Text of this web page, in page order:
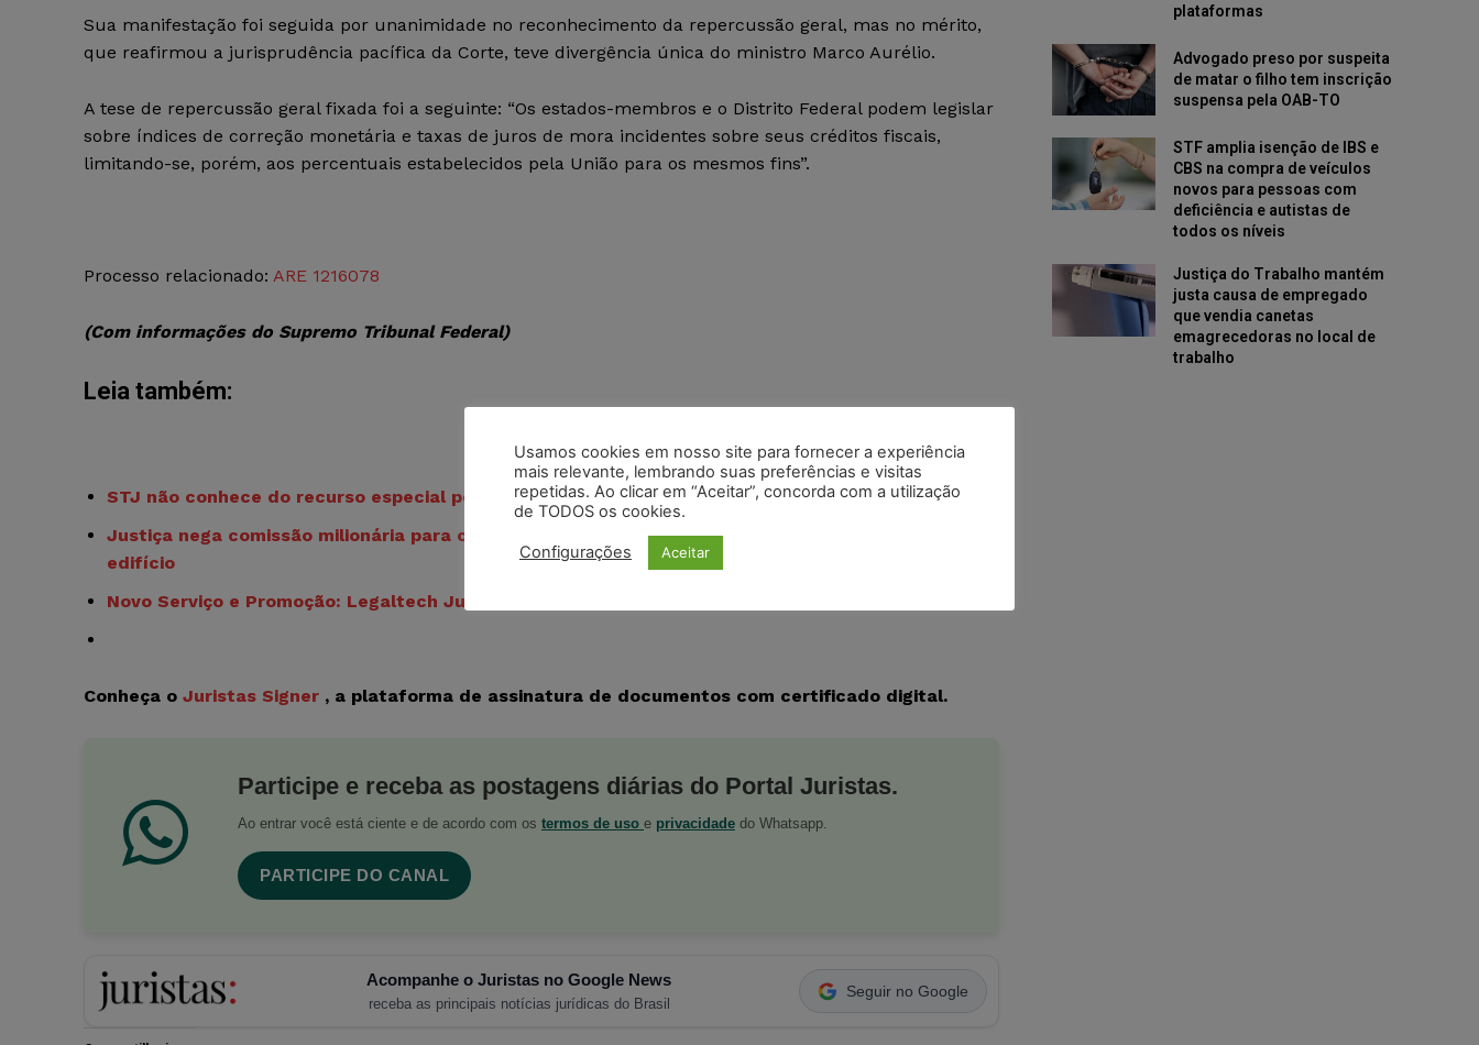
Sua manifestação foi seguida por unanimidade no reconhecimento da repercussão geral, mas no mérito,
que reafirmou a jurisprudência pacífica da Corte, teve divergência única do ministro Marco Aurélio.
A tese de repercussão geral fixada foi a seguinte: “Os estados-membros e o Distrito Federal podem legislar
sobre índices de correção monetária e taxas de juros de mora incidentes sobre seus créditos fiscais,
limitando-se, porém, aos percentuais estabelecidos pela União para os mesmos fins”.
Processo relacionado: ARE 1216078
(Com informações do Supremo Tribunal Federal)
Leia também:
STJ não conhece do recurso especial por ausência de prequestionamento
Justiça nega comissão milionária para corretor de imóveis que não perfectibilizou venda de
edifício
Novo Serviço e Promoção: Legaltech Juristas oferece Assinador Digital Grátis
Conheça o Juristas Signer , a plataforma de assinatura de documentos com certificado digital.
Participe e receba as postagens diárias do Portal Juristas.
Ao entrar você está ciente e de acordo com os termos de uso e privacidade do Whatsapp.
PARTICIPE DO CANAL
Acompanhe o Juristas no Google News
receba as principais notícias jurídicas do Brasil
Seguir no Google
plataformas
Advogado preso por suspeita
de matar o filho tem inscrição
suspensa pela OAB-TO
STF amplia isenção de IBS e
CBS na compra de veículos
novos para pessoas com
deficiência e autistas de
todos os níveis
Justiça do Trabalho mantém
justa causa de empregado
que vendia canetas
emagrecedoras no local de
trabalho
Usamos cookies em nosso site para fornecer a experiência
mais relevante, lembrando suas preferências e visitas
repetidas. Ao clicar em “Aceitar”, concorda com a utilização
de TODOS os cookies.
Configurações Aceitar